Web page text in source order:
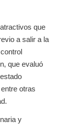
que
a salir a la
que evaluó
otras
y